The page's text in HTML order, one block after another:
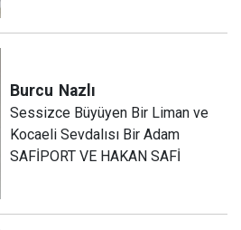
Burcu Nazlı
Sessizce Büyüyen Bir Liman ve
Kocaeli Sevdalısı Bir Adam
SAFİPORT VE HAKAN SAFİ